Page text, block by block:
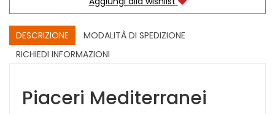
DESCRIZIONE
MODALITÀ DI SPEDIZIONE
RICHIEDI INFORMAZIONI
Piaceri Mediterranei